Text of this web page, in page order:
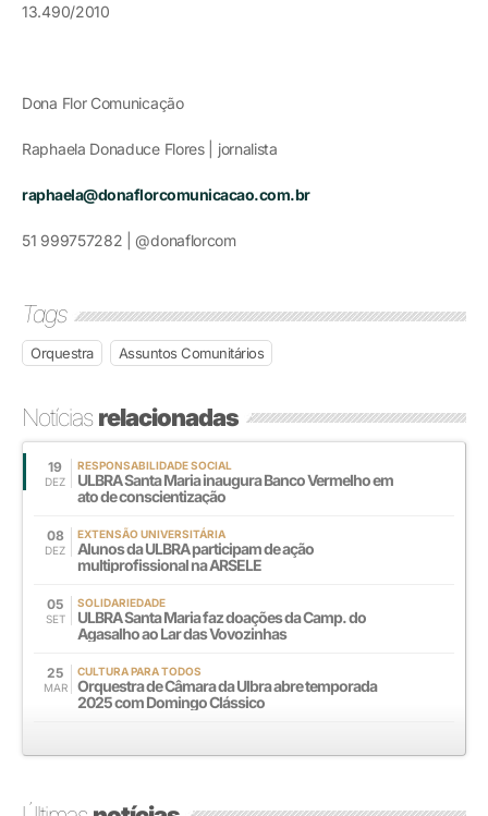
13.490/2010
Dona Flor Comunicação
Raphaela Donaduce Flores | jornalista
raphaela@donaflorcomunicacao.com.br
51 999757282 | @donaflorcom
Tags
Orquestra Assuntos Comunitários
Notíciasrelacionadas
19
DEZ
RESPONSABILIDADE SOCIAL
ULBRA Santa Maria inaugura Banco Vermelho em
ato de conscientização
08
DEZ
EXTENSÃO UNIVERSITÁRIA
Alunos da ULBRA participam de ação
multiprofissional na ARSELE
05
SET
SOLIDARIEDADE
ULBRA Santa Maria faz doações da Camp. do
Agasalho ao Lar das Vovozinhas
25
MAR
CULTURA PARA TODOS
Orquestra de Câmara da Ulbra abre temporada
2025 com Domingo Clássico